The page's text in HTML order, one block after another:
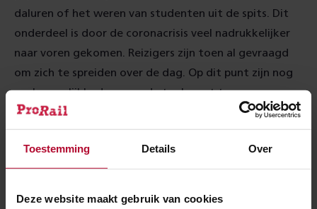
Toestemming Details Over
Deze website maakt gebruik van cookies
daluren of het weren van studenten uit de spits. Dit
onderdeel is door de coronacrisis veel nadrukkelijker
naar voren gekomen. Reizigers zijn toen al gevraagd
om zich te spreiden over de dag. Op dit punt zijn nog
veel mogelijkheden voor de toekomst te
onderzoeken.